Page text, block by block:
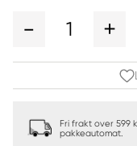
1
Fri frakt over 599
pakkeautomat.